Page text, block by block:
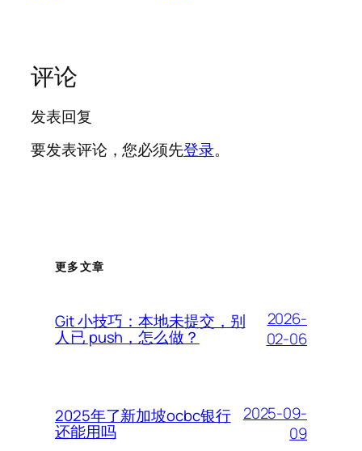
评论
发表回复
要发表评论，您必须先登录。
更多文章
Git 小技巧：本地未提交，别
人已 push，怎么做？
2026-
02-06
2025年了新加坡ocbc银行
还能用吗
2025-09-
09